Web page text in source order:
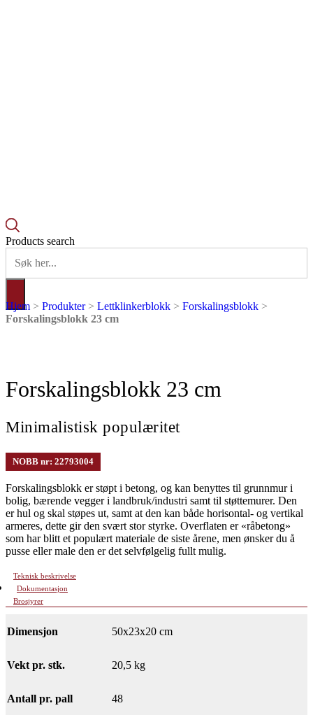
Products search
Hjem > Produkter> Lettklinkerblokk > Forskalingsblokk >
Forskalingsblokk 23 cm
Forskalingsblokk 23 cm
Minimalistisk populæritet
NOBB nr: 22793004
Forskalingsblokk er støpt i betong, og kan benyttes til grunnmur i
bolig, bærende vegger i landbruk/industri samt til støttemurer. Den
er hul og skal støpes ut, samt at den kan både horisontal- og vertikal
armeres, dette gir den svært stor styrke. Overflaten er «råbetong»
som har blitt et populært materiale de siste årene, men ønsker du å
pusse eller male den er det selvfølgelig fullt mulig.
Teknisk beskrivelse
Dokumentasjon
Brosjyrer
Dimensjon 50x23x20 cm
Vekt pr. stk. 20,5 kg
Antall pr. pall 48